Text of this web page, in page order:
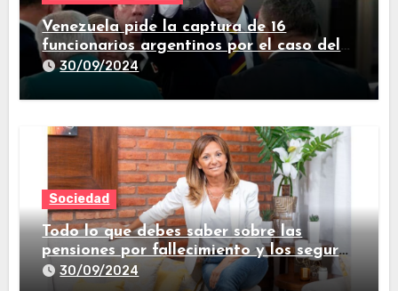
Venezuela pide la captura de 16
funcionarios argentinos por el caso del
avión iraní que estuvo en Buenos Aires
30/09/2024
Sociedad
Todo lo que debes saber sobre las
pensiones por fallecimiento y los seguros
de vida
30/09/2024